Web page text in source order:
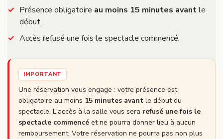
Présence obligatoire au moins 15 minutes avantle
début.
Accès refusé une fois le spectacle commencé.
IMPORTANT
Une réservation vous engage : votre présence est
obligatoire au moins 15 minutes avant le début du
spectacle. L'accès à la salle vous sera refusé une fois le
spectacle commencé et ne pourra donner lieu à aucun
remboursement. Votre réservation ne pourra pas non plus